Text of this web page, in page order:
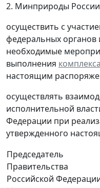
2. Минприроды
осуществить с
федеральных органов
необходимые
выполнения
настоящим
осуществлять
исполнительной
Федерации при
утвержденного
Председатель
Правительства
Российской